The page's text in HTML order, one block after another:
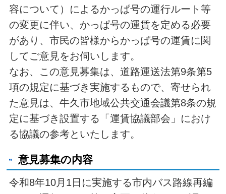
容について）によるかっぱ号の運行ルート等
の変更に伴い、かっぱ号の運賃を定める必要
があり、市民の皆様からかっぱ号の運賃に関
してご意見をお伺いします。
なお、この意見募集は、道路運送法第9条第5
項の規定に基づき実施するもので、寄せられ
た意見は、牛久市地域公共交通会議第8条の規
定に基づき設置する「運賃協議部会」におけ
る協議の参考といたします。
意見募集の内容
令和8年10月1日に実施する市内バス路線再編